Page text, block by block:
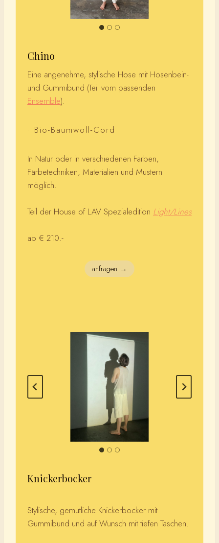
Chino
Eine angenehme, stylische Hose mit Hosenbein-
und Gummibund (Teil vom passenden
Ensemble).
· Bio-Baumwoll-Cord ·
In Natur oder in verschiedenen Farben,
Färbetechniken, Materialien und Mustern
möglich.
Teil der House of LAV Spezialedition Light/Lines
ab € 210.-
anfragen →
Knickerbocker
Stylische, gemütliche Knickerbocker mit
Gummibund und auf Wunsch mit tiefen Taschen.